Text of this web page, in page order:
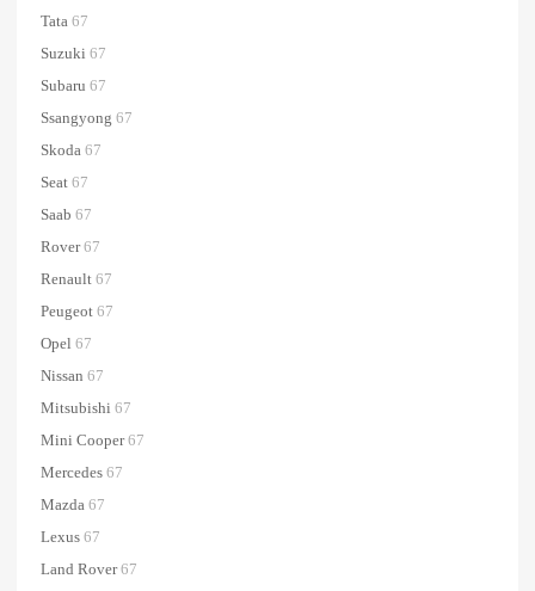
Tata 67
Suzuki 67
Subaru 67
Ssangyong 67
Skoda 67
Seat 67
Saab 67
Rover 67
Renault 67
Peugeot 67
Opel 67
Nissan 67
Mitsubishi 67
Mini Cooper 67
Mercedes 67
Mazda 67
Lexus 67
Land Rover 67